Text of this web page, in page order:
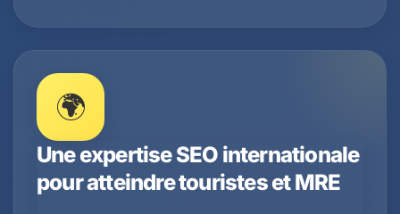
🌍
Une expertise SEO internationale
pour atteindre touristes et MRE